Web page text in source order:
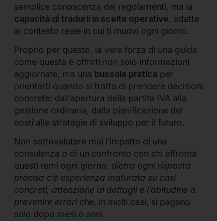
semplice conoscenza dei regolamenti, ma la
capacità di tradurli in scelte operative, adatte
al contesto reale in cui ti muovi ogni giorno.
Proprio per questo, la vera forza di una guida
come questa è offrirti non solo informazioni
aggiornate, ma una bussola pratica per
orientarti quando si tratta di prendere decisioni
concrete: dall’apertura della partita IVA alla
gestione ordinaria, dalla pianificazione dei
costi alle strategie di sviluppo per il futuro.
Non sottovalutare mai l’impatto di una
consulenza o di un confronto con chi affronta
questi temi ogni giorno: dietro ogni risposta
precisa c’è esperienza maturata su casi
concreti, attenzione ai dettagli e l’abitudine a
prevenire errori che, in molti casi, si pagano
solo dopo mesi o anni.